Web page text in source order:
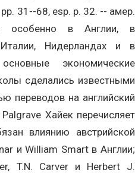
31--68, esp. p. 32. -- амер.
особенно в Англии, в
Нидерландах и в
экономические
сделались известными
переводов на английский
Хайек перечисляет
влиянию австрийской
и William Smart в Англии;
T.N. Carver и Herbert J.